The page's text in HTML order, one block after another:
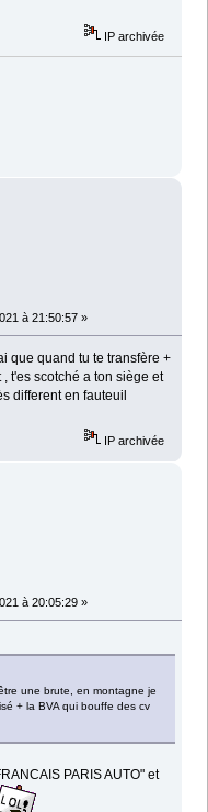
IP archivée
à 21:50:57 »
que quand tu te transfère +
t'es scotché a ton siège et
different en fauteuil
IP archivée
à 20:05:29 »
une brute, en montagne je
+ la BVA qui bouffe des cv
PARIS AUTO" et